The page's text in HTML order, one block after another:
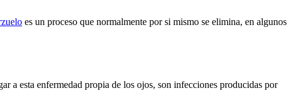
es un proceso que normalmente por si mismo se elimina, en algunos
a esta enfermedad propia de los ojos, son infecciones producidas por